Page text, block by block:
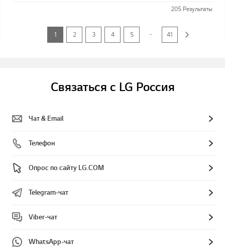
205 Результаты
1 2 3 4 5 ... 41
Связаться с LG Россия
Чат & Email
Телефон
Опрос по сайту LG.COM
Telegram-чат
Viber-чат
WhatsApp-чат